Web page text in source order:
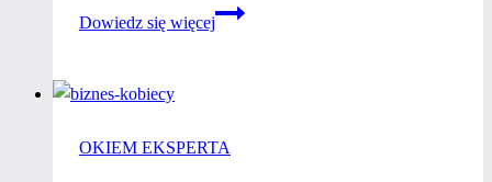
Dowiedz się więcej
Jak
swoją
OKIEM EKSPERTA